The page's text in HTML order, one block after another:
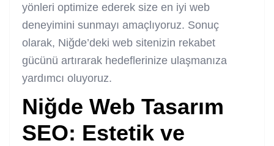
yönleri optimize ederek size en iyi web
deneyimini sunmayı amaçlıyoruz. Sonuç
olarak, Niğde’deki web sitenizin rekabet
gücünü artırarak hedeflerinize ulaşmanıza
yardımcı oluyoruz.
Niğde Web Tasarım
SEO: Estetik ve